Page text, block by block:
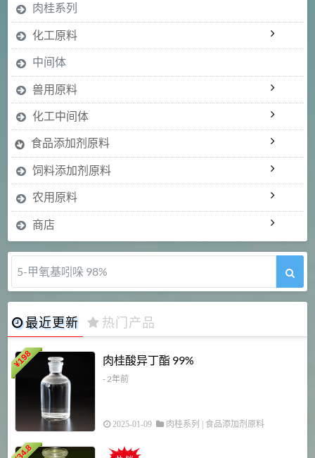
肉桂系列
化工原料
中间体
兽用原料
化工中间体
食品添加剂原料
饲料添加剂原料
农用原料
商店
5-甲氧基吲哚 98%
最近更新 热门产品
¥
198 肉桂酸异丁酯 99%
- 2年前
2025-01-09 肉桂系列 食品添加剂原料
34.8